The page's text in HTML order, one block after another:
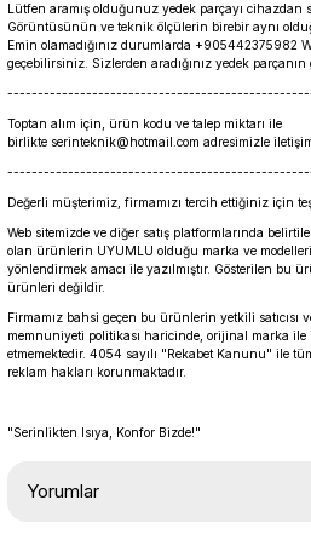
Lütfen aramış olduğunuz yedek parçayı cihazdan
Görüntüsünün ve teknik ölçülerin birebir aynı
Emin olamadığınız durumlarda +905442375982
geçebilirsiniz. Sizlerden aradığınız yedek parçanın
Toptan alım için, ürün kodu ve talep miktarı ile
birlikte serinteknik@hotmail.com adresimizle
Değerli müşterimiz, firmamızı tercih ettiğiniz için
Web sitemizde ve diğer satış platformlarında
olan ürünlerin UYUMLU olduğu marka ve
yönlendirmek amacı ile yazılmıştır. Gösterilen bu
ürünleri değildir.
Firmamız bahsi geçen bu ürünlerin yetkili satıcısı
memnuniyeti politikası haricinde, orijinal marka
etmemektedir. 4054 sayılı "Rekabet Kanunu" ile
reklam hakları korunmaktadır.
"Serinlikten Isıya, Konfor Bizde!"
Yorumlar